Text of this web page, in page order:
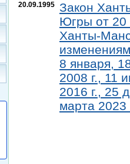
20.09.1995
Закон
Югры от 20
Ханты-
8 января,
2008 г., 11
2016 г., 25
марта 2023